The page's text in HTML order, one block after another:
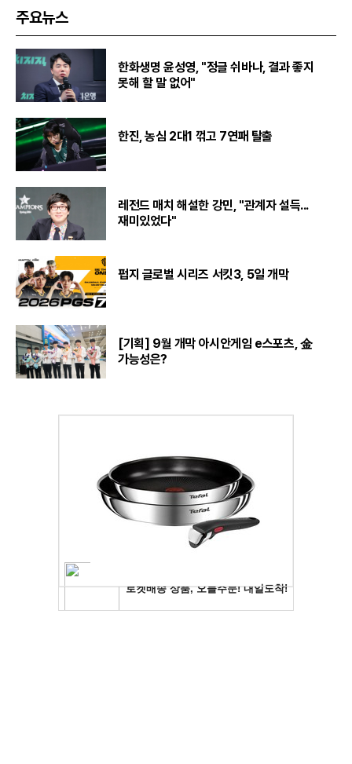
주요뉴스
한화생명 윤성영, "정글 쉬바나, 결과 좋지
못해 할 말 없어"
한진, 농심 2대1 꺾고 7연패 탈출
레전드 매치 해설한 강민, "관계자 설득...
재미있었다"
펍지 글로벌 시리즈 서킷3, 5일 개막
[기획] 9월 개막 아시안게임 e스포츠, 金
가능성은?